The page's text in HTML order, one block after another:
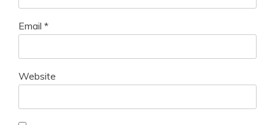
Email *
Website